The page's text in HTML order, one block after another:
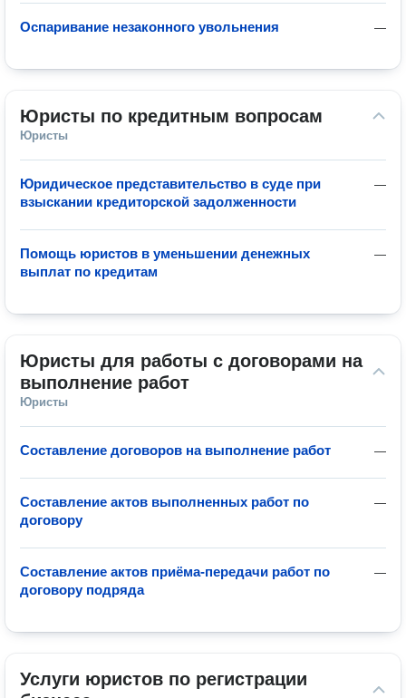
—
Оспаривание незаконного увольнения
Юристы по кредитным вопросам
Юристы
—
Юридическое представительство в суде при
взыскании кредиторской задолженности
—
Помощь юристов в уменьшении денежных
выплат по кредитам
Юристы для работы с договорами на
выполнение работ
Юристы
—
Составление договоров на выполнение работ
—
Составление актов выполненных работ по
договору
—
Составление актов приёма-передачи работ по
договору подряда
Услуги юристов по регистрации